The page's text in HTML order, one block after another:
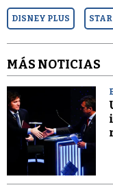
DISNEY PLUS
MÁS NOTICIAS